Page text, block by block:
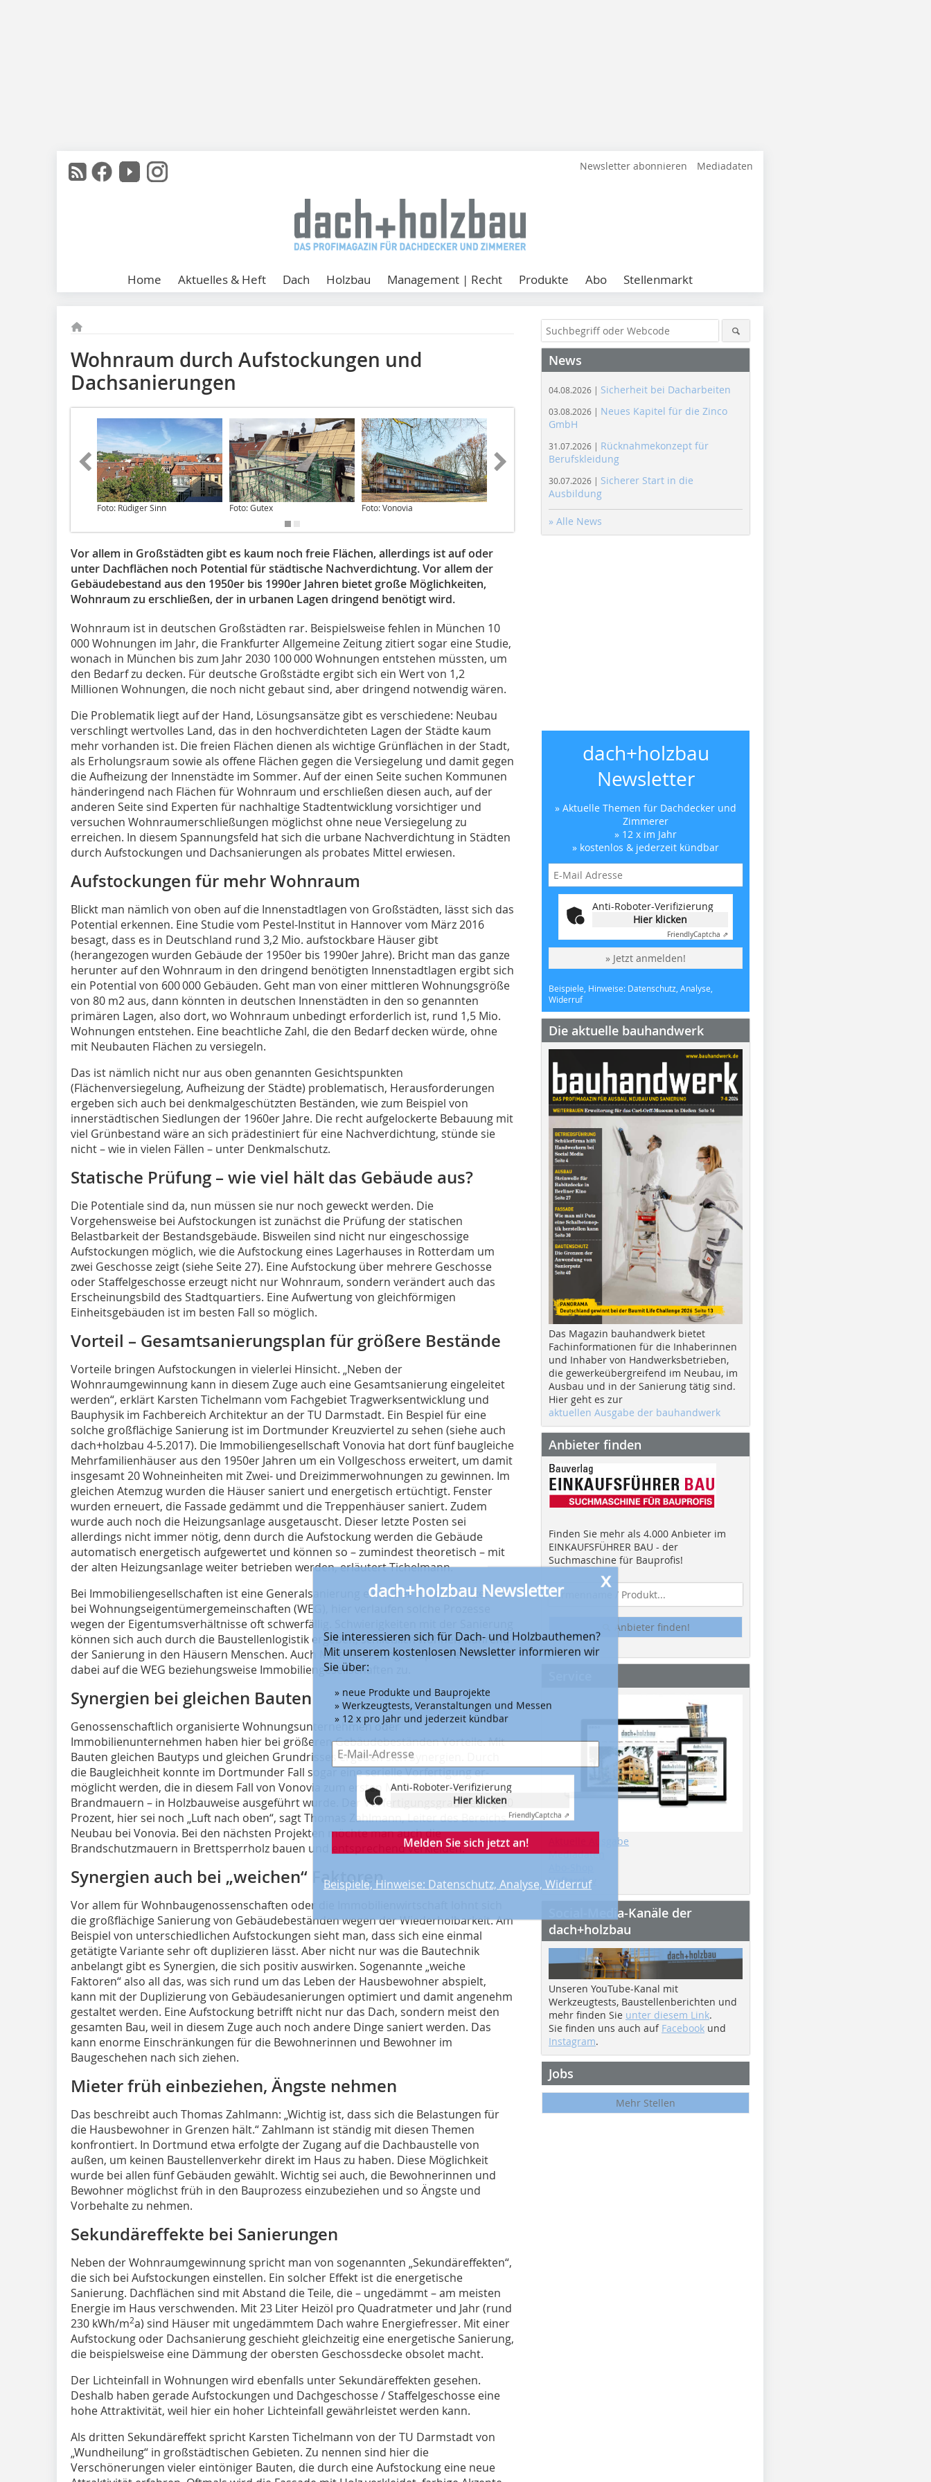
Newsletter abonnieren Mediadaten
Home Aktuelles & Heft Dach Holzbau Management | Recht Produkte Abo Stellenmarkt
Wohnraum durch Aufstockungen und
Dachsanierungen
Foto: Rüdiger Sinn Foto: Gutex Foto: Vonovia Foto: Rüdiger Sinn Foto: Stephan Thomas
Vor allem in Großstädten gibt es kaum noch freie Flächen, allerdings ist auf oder
unter Dachflächen noch Potential für städtische Nachverdichtung. Vor allem der
Gebäudebestand aus den 1950er bis 1990er Jahren bietet große Möglichkeiten,
Wohnraum zu erschließen, der in urbanen Lagen dringend benötigt wird.
Wohnraum ist in deutschen Großstädten rar. Beispielsweise fehlen in München 10
000 Wohnungen im Jahr, die Frankfurter Allgemeine Zeitung zitiert sogar eine Studie,
wonach in München bis zum Jahr 2030 100 000 Wohnungen entstehen müssten, um
den Bedarf zu decken. Für deutsche Großstädte ergibt sich ein Wert von 1,2
Millionen Wohnungen, die noch nicht gebaut sind, aber dringend notwendig wären.
Die Problematik liegt auf der Hand, Lösungsansätze gibt es verschiedene: Neubau
verschlingt wertvolles Land, das in den hochverdichteten Lagen der Städte kaum
mehr vorhanden ist. Die freien Flächen dienen als wichtige Grünflächen in der Stadt,
als Erholungsraum sowie als offene Flächen gegen die Versiegelung und damit gegen
die Aufheizung der Innenstädte im Sommer. Auf der einen Seite suchen Kommunen
händeringend nach Flächen für Wohnraum und erschließen diesen auch, auf der
anderen Seite sind Experten für nachhaltige Stadtentwicklung vorsichtiger und
versuchen Wohnraumerschließungen möglichst ohne neue Versiegelung zu
erreichen. In diesem Spannungsfeld hat sich die urbane Nachverdichtung in Städten
durch Aufstockungen und Dachsanierungen als probates Mittel erwiesen.
Aufstockungen für mehr Wohnraum
Blickt man nämlich von oben auf die Innenstadtlagen von Großstädten, lässt sich das
Potential erkennen. Eine Studie vom Pestel-Institut in Hannover vom März 2016
besagt, dass es in Deutschland rund 3,2 Mio. aufstockbare Häuser gibt
(herangezogen wurden Gebäude der 1950er bis 1990er Jahre). Bricht man das ganze
herunter auf den Wohnraum in den dringend benötigten Innenstadtlagen ergibt sich
ein Potential von 600 000 Gebäuden. Geht man von einer mittleren Wohnungsgröße
von 80 m2 aus, dann könnten in deutschen Innenstädten in den so genannten
primären Lagen, also dort, wo Wohnraum unbedingt erforderlich ist, rund 1,5 Mio.
Wohnungen entstehen. Eine beachtliche Zahl, die den Bedarf decken würde, ohne
mit Neubauten Flächen zu versiegeln.
Das ist nämlich nicht nur aus oben genannten Gesichtspunkten
(Flächenversiegelung, Aufheizung der Städte) problematisch, Herausforderungen
ergeben sich auch bei denkmalgeschützten Beständen, wie zum Beispiel von
innerstädtischen Siedlungen der 1960er Jahre. Die recht aufgelockerte Bebauung mit
viel Grünbestand wäre an sich prädestiniert für eine Nachverdichtung, stünde sie
nicht – wie in vielen Fällen – unter Denkmalschutz.
Statische Prüfung – wie viel hält das Gebäude aus?
Die Potentiale sind da, nun müssen sie nur noch geweckt werden. Die
Vorgehensweise bei Aufstockungen ist zunächst die Prüfung der statischen
Belastbarkeit der Bestandsgebäude. Bisweilen sind nicht nur eingeschossige
Aufstockungen möglich, wie die Aufstockung eines Lagerhauses in Rotterdam um
zwei Geschosse zeigt (siehe Seite 27). Eine Aufstockung über mehrere Geschosse
oder Staffelgeschosse erzeugt nicht nur Wohnraum, sondern verändert auch das
Erscheinungsbild des Stadtquartiers. Eine Aufwertung von gleichförmigen
Einheitsgebäuden ist im besten Fall so möglich.
Vorteil – Gesamtsanierungsplan für größere Bestände
Vorteile bringen Aufstockungen in vielerlei Hinsicht. „Neben der
Wohnraumgewinnung kann in diesem Zuge auch eine Gesamtsanierung eingeleitet
werden“, erklärt Karsten Tichelmann vom Fachgebiet Tragwerksentwicklung und
Bauphysik im Fachbereich Architektur an der TU Darmstadt. Ein Bespiel für eine
solche großflächige Sanierung ist im Dortmunder Kreuzviertel zu sehen (siehe auch
dach+holzbau 4-5.2017). Die Immobiliengesellschaft Vonovia hat dort fünf baugleiche
Mehrfamilienhäuser aus den 1950er Jahren um ein Vollgeschoss erweitert, um damit
insgesamt 20 Wohneinheiten mit Zwei- und Dreizimmerwohnungen zu gewinnen. Im
gleichen Atemzug wurden die Häuser saniert und energetisch ertüchtigt. Fenster
wurden erneuert, die Fassade gedämmt und die Treppenhäuser saniert. Zudem
wurde auch noch die Heizungsanlage ausgetauscht. Dieser letzte Posten sei
allerdings nicht immer nötig, denn durch die Aufstockung werden die Gebäude
automatisch energetisch aufgewertet und können so – zumindest theoretisch – mit
der alten Heizungsanlage weiter betrieben werden, erläutert Tichelmann.
Bei Immobiliengesellschaften ist eine Generalsanierung einfacher durchzusetzen als
bei Wohnungseigentümergemeinschaften (WEG), hier verlaufen solche Prozesse
wegen der Eigentumsverhältnisse oft schwerfällig. Schwierigkeiten mit der Sanierung
können sich auch durch die Baustellenlogistik ergeben, schließlich wohnen während
der Sanierung in den Häusern Menschen. Auch Mietminderungsansprüche kommen
dabei auf die WEG beziehungsweise Immobiliengesellschaften zu.
Synergien bei gleichen Bauten
Genossenschaftlich organisierte Wohnungsunternehmen oder
Immobilienunternehmen haben hier bei größeren Gebäudebeständen Vorteile. Mit
Bauten gleichen Bautyps und gleichen Grundrisses ergeben sich Synergien. Durch
die Baugleichheit konnte im Dortmunder Fall sogar eine serielle Vorfertigung er­
möglicht werden, die in diesem Fall von Vonovia zum ersten Mal – außer bei den
Brandmauern – in Holzbauweise ausgeführt wurde. Der Vorfertigungsgrad betrug 50
Prozent, hier sei noch „Luft nach oben“, sagt Thomas Zahlmann, Leiter des Bereichs
Neubau bei Vonovia. Bei den nächsten Projekten möchte man auch die
Brandschutzmauern in Brettsperrholz bauen und entsprechend verkleiden.
Synergien auch bei „weichen“ Faktoren
Vor allem für Wohnbaugenossenschaften oder die ­Immobilienwirtschaft lohnt sich
die großflächige ­Sanierung von Gebäudebeständen wegen der Wiederholbarkeit. Am
Beispiel von unterschiedlichen Aufstockungen sieht man, dass sich eine einmal
getätigte Variante sehr oft duplizieren lässt. Aber nicht nur was die Bautechnik
anbelangt gibt es Synergien, die sich positiv auswirken. Sogenannte „weiche
Faktoren“ also all das, was sich rund um das Leben der Hausbewohner abspielt,
kann mit der Duplizierung von Gebäudesanierungen optimiert und damit angenehm
gestaltet werden. Eine Aufstockung betrifft nicht nur das Dach, sondern meist den
gesamten Bau, weil in diesem Zuge auch noch andere Dinge saniert werden. Das
kann enorme Einschränkungen für die Bewohnerinnen und Bewohner im
Baugeschehen nach sich ziehen.
Mieter früh einbeziehen, Ängste nehmen
Das beschreibt auch Thomas Zahlmann: „Wichtig ist, dass sich die Belastungen für
die Hausbewohner in Grenzen hält.“ Zahlmann ist ständig mit diesen Themen
konfrontiert. In Dortmund etwa erfolgte der Zugang auf die Dachbaustelle von
außen, um keinen Baustellenverkehr direkt im Haus zu haben. Diese Möglichkeit
wurde bei allen fünf Gebäuden gewählt. Wichtig sei auch, die Bewohnerinnen und
Bewohner möglichst früh in den Bauprozess einzubeziehen und so Ängste und
Vorbehalte zu nehmen.
Sekundäreffekte bei Sanierungen
Neben der Wohnraumgewinnung spricht man von sogenannten „Sekundäreffekten“,
die sich bei Aufstockungen einstellen. Ein solcher Effekt ist die energetische
Sanierung. Dachflächen sind mit Abstand die Teile, die – ungedämmt – am meisten
Energie im Haus verschwenden. Mit 23 Liter Heizöl pro Quadratmeter und Jahr (rund
230 kWh/m2a) sind Häuser mit ungedämmtem Dach wahre Energiefresser. Mit einer
Aufstockung oder Dachsanierung geschieht gleichzeitig eine energetische Sanierung,
die beispielsweise eine Dämmung der obersten Geschossdecke obsolet macht.
Der Lichteinfall in Wohnungen wird ebenfalls unter Sekundäreffekten gesehen.
Deshalb haben gerade Aufstockungen und Dachgeschosse / Staffelgeschosse eine
hohe Attraktivität, weil hier ein hoher Lichteinfall gewährleistet werden kann.
Als dritten Sekundäreffekt spricht Karsten Tichelmann von der TU Darmstadt von
„Wundheilung“ in großstädtischen Gebieten. Zu nennen sind hier die
Verschönerungen vieler eintöniger Bauten, die durch eine Aufstockung eine neue
x
dach+holzbau Newsletter
Sie interessieren sich für Dach- und Holzbauthemen?
Mit unserem kostenlosen Newsletter informieren wir
Sie über:
» neue Produkte und Bauprojekte
» Werkzeugtests, Veranstaltungen und Messen
» 12 x pro Jahr und jederzeit kündbar
Anti-Roboter-Verifizierung
Melden Sie sich jetzt an!
Beispiele, Hinweise: Datenschutz, Analyse, Widerruf
News
04.08.2026 | Sicherheit bei Dacharbeiten
03.08.2026 | Neues Kapitel für die Zinco
GmbH
31.07.2026 | Rücknahmekonzept für
Berufskleidung
30.07.2026 | Sicherer Start in die
Ausbildung
» Alle News
dach+holzbau
Newsletter
» Aktuelle Themen für Dachdecker und
Zimmerer
» 12 x im Jahr
» kostenlos & jederzeit kündbar
Anti-Roboter-Verifizierung
Hier klicken
FriendlyCaptcha ⇗
» Jetzt anmelden!
Beispiele, Hinweise: Datenschutz, Analyse,
Widerruf
Die aktuelle bauhandwerk
Das Magazin bauhandwerk bietet
Fachinformationen für die Inhaberinnen
und Inhaber von Handwerksbetrieben,
die gewerkeübergreifend im Neubau, im
Ausbau und in der Sanierung tätig sind.
Hier geht es zur
aktuellen Ausgabe der bauhandwerk
Anbieter finden
Finden Sie mehr als 4.000 Anbieter im
EINKAUFSFÜHRER BAU - der
Suchmaschine für Bauprofis!
Anbieter finden!
Aktuelle Ausgabe
Mediadaten
Heftarchiv
Social-Media-Kanäle der
dach+holzbau
Unseren YouTube-Kanal mit
Werkzeugtests, Baustellenberichten und
mehr finden Sie unter diesem Link.
Sie finden uns auch auf Facebook und
Instagram.
Jobs
Mehr Stellen